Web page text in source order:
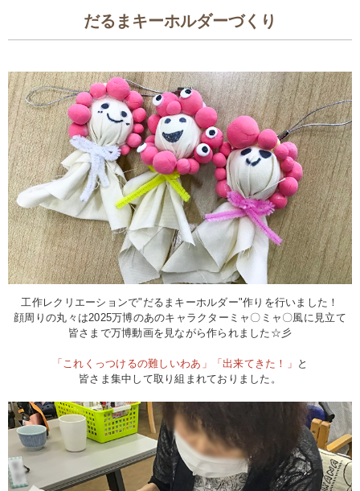
だるまキーホルダーづくり
工作レクリエーションで"だるまキーホルダー"作りを行いました！
顔周りの丸々は2025万博のあのキャラクターミャ〇ミャ〇風に見立て
皆さまで万博動画を見ながら作られました☆彡
「これくっつけるの難しいわあ」「出来てきた！」 と
皆さま集中して取り組まれておりました。